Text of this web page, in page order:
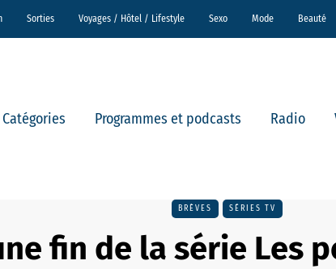
Sorties Voyages / Hôtel / Lifestyle Sexo Mode Beauté
Catégories Programmes et podcasts Radio
BRÈVES SÉRIES TV
fin de la série Les